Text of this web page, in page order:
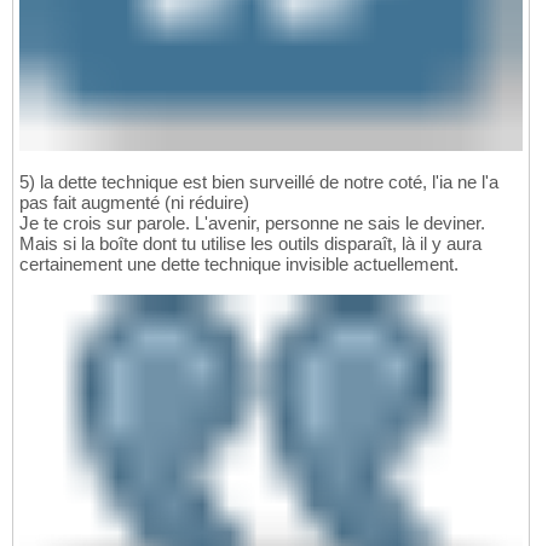
5) la dette technique est bien surveillé de notre coté, l'ia ne l'a
pas fait augmenté (ni réduire)
Je te crois sur parole. L'avenir, personne ne sais le deviner.
Mais si la boîte dont tu utilise les outils disparaît, là il y aura
certainement une dette technique invisible actuellement.